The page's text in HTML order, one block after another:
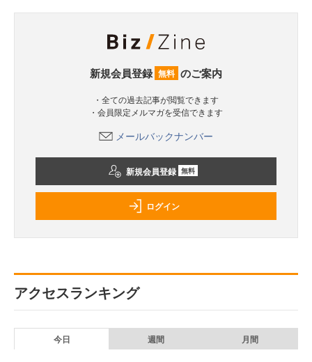
新規会員登録 無料 のご案内
・全ての過去記事が閲覧できます
・会員限定メルマガを受信できます
メールバックナンバー
新規会員登録 無料
ログイン
アクセスランキング
今日 週間 月間